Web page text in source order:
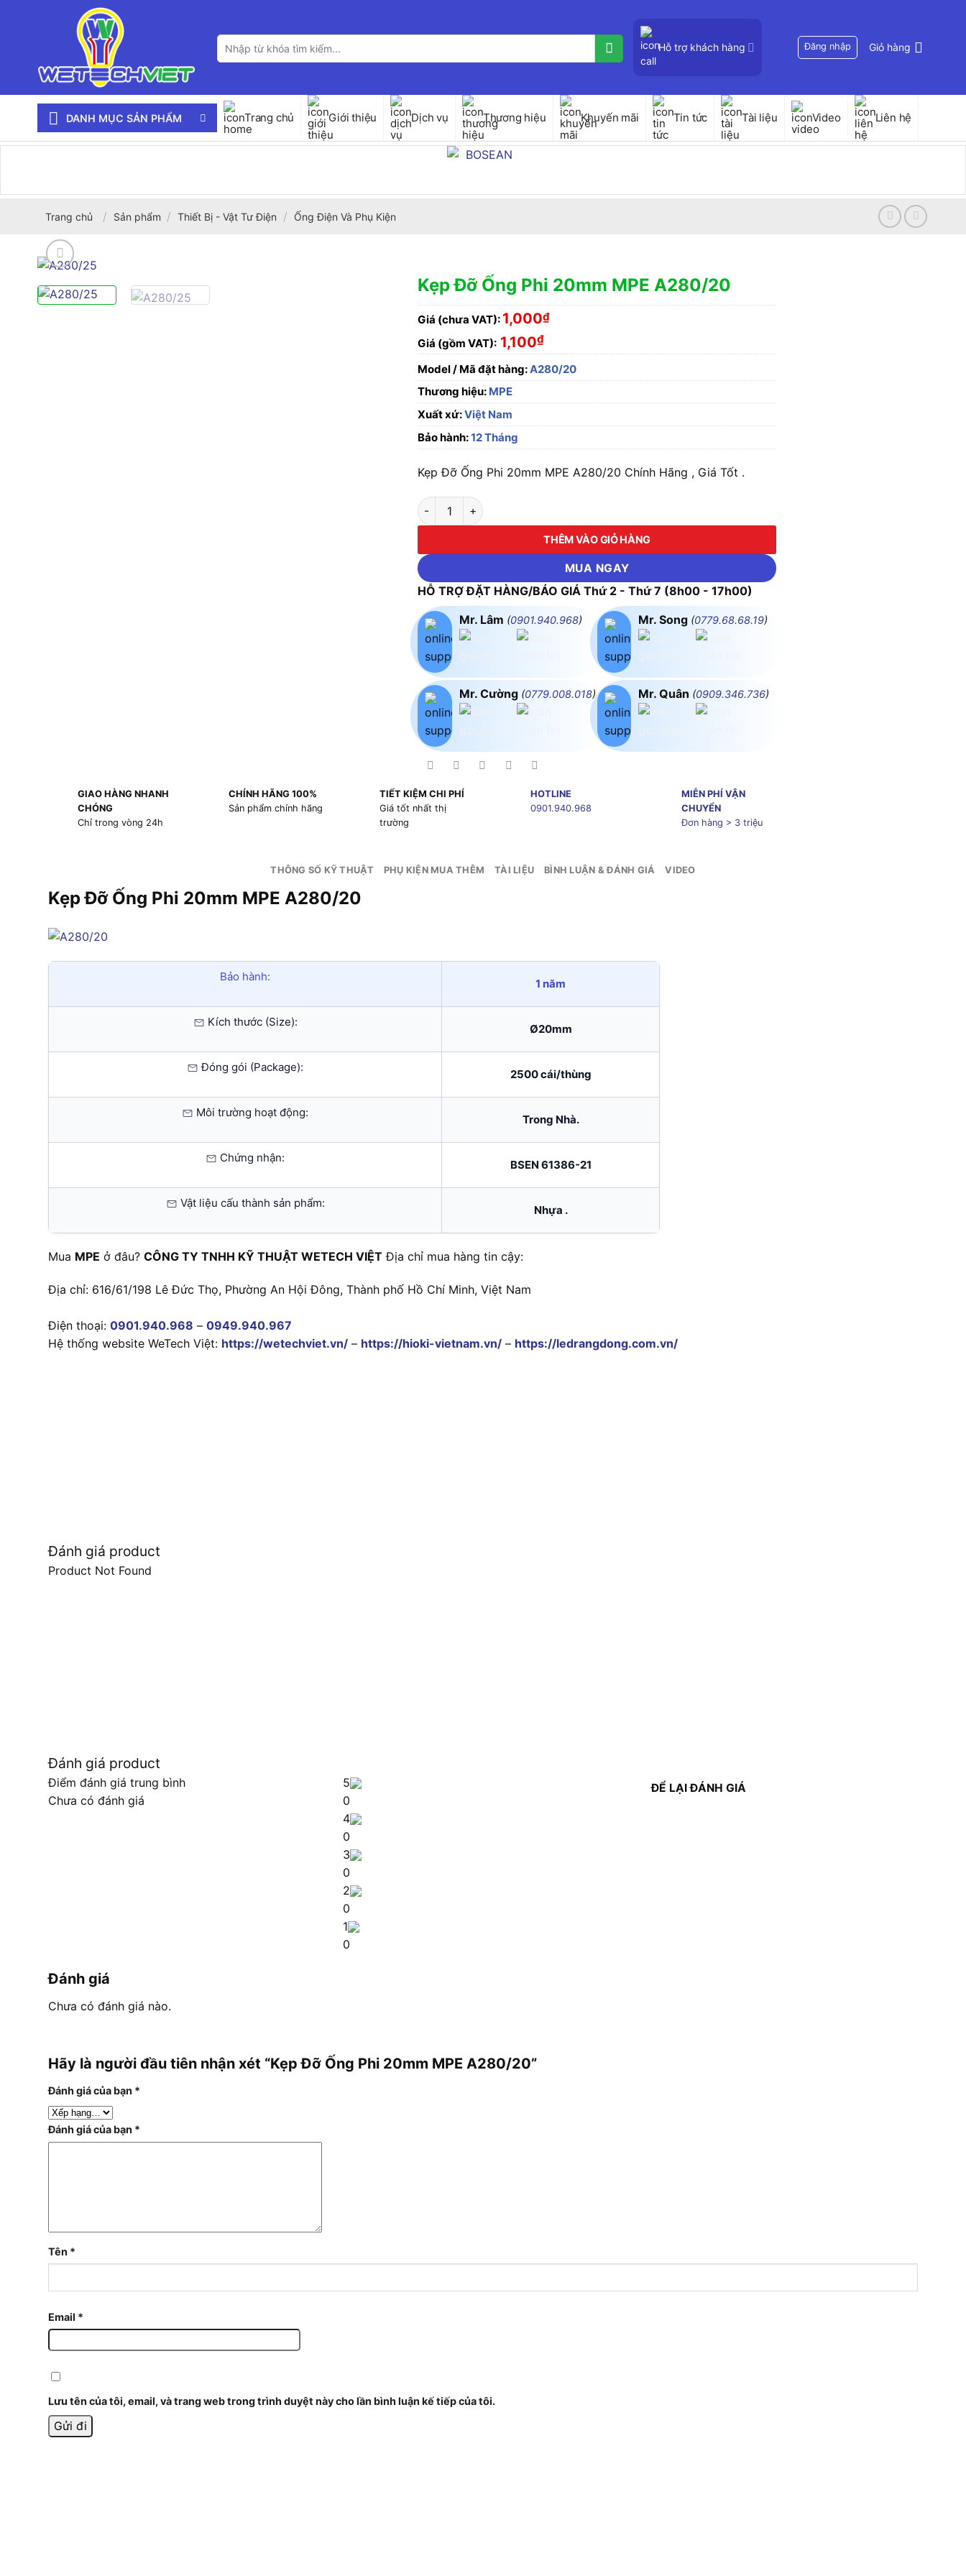
Tìm
kiếm:
Hỗ trợ khách hàng Đăng nhập Giỏ hàng
DANH MỤC SẢN PHẨM Trang chủ Giới thiệu Dịch vụ Thương hiệu Khuyến mãi Tin tức Tài liệu Video Liên hệ
Trang chủ / Sản phẩm / Thiết Bị - Vật Tư Điện / Ống Điện Và Phụ Kiện
Kẹp Đỡ Ống Phi 20mm MPE A280/20
Giá (chưa VAT): 1,000₫
Giá (gồm VAT): 1,100₫
Model / Mã đặt hàng:A280/20
Thương hiệu: MPE
Xuất xứ:Việt Nam
Bảo hành:12 Tháng
Kẹp Đỡ Ống Phi 20mm MPE A280/20 Chính Hãng , Giá Tốt .
Kẹp Đỡ Ống Phi 20mm MPE A280/20 số lượng
THÊM VÀO GIỎ HÀNG
MUA NGAY
HỖ TRỢ ĐẶT HÀNG/BÁO GIÁ Thứ 2 - Thứ 7 (8h00 - 17h00)
Mr. Lâm (0901.940.968)
Mr. Cường (0779.008.018)
Mr. Song (0779.68.68.19)
Mr. Quân (0909.346.736)
GIAO HÀNG NHANH
CHÓNG
Chỉ trong vòng 24h
CHÍNH HÃNG 100%
Sản phẩm chính hãng
TIẾT KIỆM CHI PHÍ
Giá tốt nhất thị
trường
HOTLINE
0901.940.968
MIỄN PHÍ VẬN
CHUYỂN
Đơn hàng > 3 triệu
THÔNG SỐ KỸ THUẬT PHỤ KIỆN MUA THÊM TÀI LIỆU BÌNH LUẬN & ĐÁNH GIÁ VIDEO
Kẹp Đỡ Ống Phi 20mm MPE A280/20
Bảo hành:
1 năm
Kích thước (Size):
Ø20mm
Đóng gói (Package):
2500 cái/thùng
Môi trường hoạt động:
Trong Nhà.
Chứng nhận:
BSEN 61386-21
Vật liệu cấu thành sản phẩm:
Nhựa .
Mua MPE ở đâu? CÔNG TY TNHH KỸ THUẬT WETECH VIỆT Địa chỉ mua hàng tin cậy:
Địa chỉ: 616/61/198 Lê Đức Thọ, Phường An Hội Đông, Thành phố Hồ Chí Minh, Việt Nam
Điện thoại: 0901.940.968 – 0949.940.967
Hệ thống website WeTech Việt: https://wetechviet.vn/ – https://hioki-vietnam.vn/ – https://ledrangdong.com.vn/
Đánh giá product
Product Not Found
Đánh giá product
Điểm đánh giá trung bình
Chưa có đánh giá
5
0
4
0
3
0
2
0
1
0
ĐỂ LẠI ĐÁNH GIÁ
Đánh giá
Chưa có đánh giá nào.
Hãy là người đầu tiên nhận xét “Kẹp Đỡ Ống Phi 20mm MPE A280/20”
Đánh giá của bạn *
Đánh giá của bạn *
Tên *
Email *
Lưu tên của tôi, email, và trang web trong trình duyệt này cho lần bình luận kế tiếp của tôi.